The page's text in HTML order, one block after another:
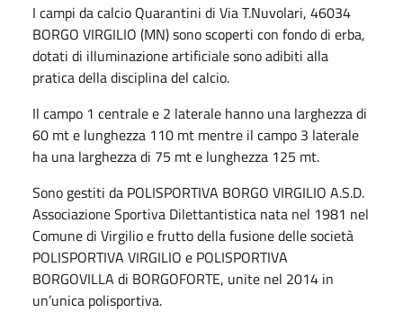
I campi da calcio Quarantini di Via T.Nuvolari, 46034
BORGO VIRGILIO (MN) sono scoperti con fondo di erba,
dotati di illuminazione artificiale sono adibiti alla
pratica della disciplina del calcio.
Il campo 1 centrale e 2 laterale hanno una larghezza di
60 mt e lunghezza 110 mt mentre il campo 3 laterale
ha una larghezza di 75 mt e lunghezza 125 mt.
Sono gestiti da POLISPORTIVA BORGO VIRGILIO A.S.D.
Associazione Sportiva Dilettantistica nata nel 1981 nel
Comune di Virgilio e frutto della fusione delle società
POLISPORTIVA VIRGILIO e POLISPORTIVA
BORGOVILLA di BORGOFORTE, unite nel 2014 in
un’unica polisportiva.